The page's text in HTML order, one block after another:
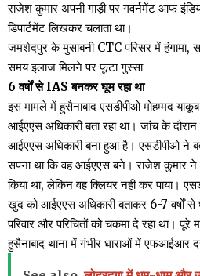
राजेश कुमार अपनी गाड़ी पर गवर्नमेंट आफ
डिपार्टमेंट लिखकर चलाता था।
जमशेदपुर के मुसाबनी CTC परिसर में हंगामा,
समय इलाज मिलने पर फूटा गुस्सा
6 वर्षों से IAS बनकर घूम रहा था
इस मामले में हुसैनाबाद एसडीपीओ मोहम्मद
आईएएस अधिकारी बता रहा था। जांच के
आईएएस अधिकारी बना हुआ है। एसडीपीओ ने
सपना था कि वह आईएएस बने। राजेश कुमार ने
किया था, लेकिन वह क्लियर नहीं कर पाया।
खुद को आईएएस अधिकारी बताकर 6-7 वर्षों से
परिवार और परिचितों को चकमा दे रहा था।
हुसैनाबाद थाना में गंभीर धाराओं में एफआईआर